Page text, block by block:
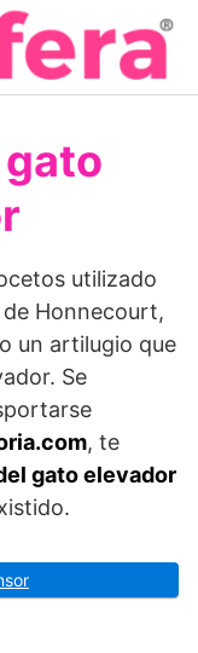
utilizado
Honnecourt,
un artilugio que
Se
, te
gato elevador